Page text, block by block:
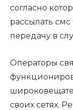
согласно
рассылать
передачу в
Операторы
своих сетях.